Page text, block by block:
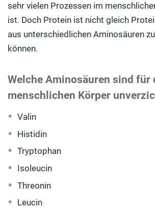
sehr vielen Prozessen im
ist. Doch Protein ist nicht gleich
aus unterschiedlichen Aminosäuren
können.
Welche Aminosäuren sind für
menschlichen Körper
Valin
Histidin
Tryptophan
Isoleucin
Threonin
Leucin